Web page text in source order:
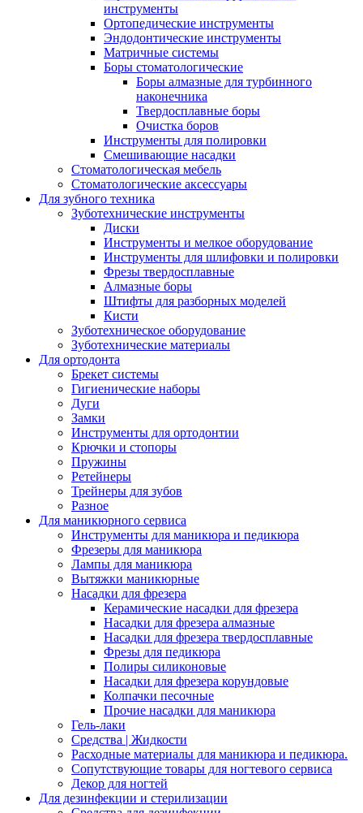
инструменты
Ортопедические инструменты
Эндодонтические инструменты
Матричные системы
Боры стоматологические
Боры алмазные для турбинного
наконечника
Твердосплавные боры
Очистка боров
Инструменты для полировки
Смешивающие насадки
Стоматологическая мебель
Стоматологические аксессуары
Для зубного техника
Зуботехнические инструменты
Диски
Инструменты и мелкое оборудование
Инструменты для шлифовки и полировки
Фрезы твердосплавные
Алмазные боры
Штифты для разборных моделей
Кисти
Зуботехническое оборудование
Зуботехнические материалы
Для ортодонта
Брекет системы
Гигиенические наборы
Дуги
Замки
Инструменты для ортодонтии
Крючки и стопоры
Пружины
Ретейнеры
Трейнеры для зубов
Разное
Для маникюрного сервиса
Инструменты для маникюра и педикюра
Фрезеры для маникюра
Лампы для маникюра
Вытяжки маникюрные
Насадки для фрезера
Керамические насадки для фрезера
Насадки для фрезера алмазные
Насадки для фрезера твердосплавные
Фрезы для педикюра
Полиры силиконовые
Насадки для фрезера корундовые
Колпачки песочные
Прочие насадки для маникюра
Гель-лаки
Средства | Жидкости
Расходные материалы для маникюра и педикюра.
Сопутствующие товары для ногтевого сервиса
Декор для ногтей
Для дезинфекции и стерилизации